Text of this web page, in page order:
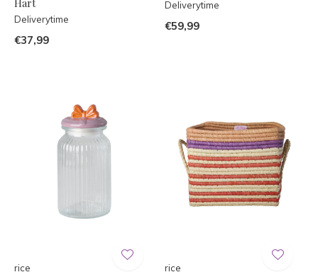
Deliverytime
€37,99
Deliverytime
€59,99
rice rice